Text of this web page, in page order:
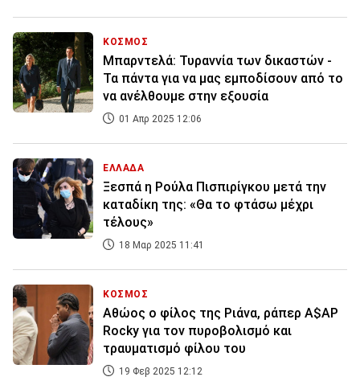
ΚΟΣΜΟΣ
Μπαρντελά: Τυραννία των δικαστών -
Τα πάντα για να μας εμποδίσουν από το
να ανέλθουμε στην εξουσία
01 Απρ 2025 12:06
ΕΛΛΑΔΑ
Ξεσπά η Ρούλα Πισπιρίγκου μετά την
καταδίκη της: «Θα το φτάσω μέχρι
τέλους»
18 Μαρ 2025 11:41
ΚΟΣΜΟΣ
Αθώος ο φίλος της Ριάνα, ράπερ A$AP
Rocky για τον πυροβολισμό και
τραυματισμό φίλου του
19 Φεβ 2025 12:12